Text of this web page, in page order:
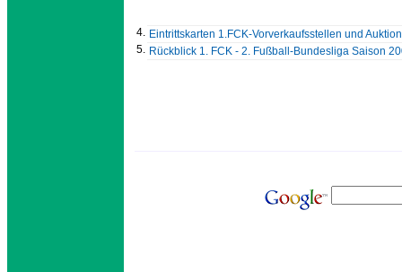
4. Eintrittskarten 1.FCK-Vorverkaufsstellen und
5. Rückblick 1. FCK - 2. Fußball-Bundesliga Saison